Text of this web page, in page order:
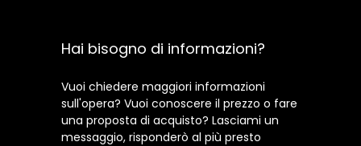
Hai bisogno di informazioni?
Vuoi chiedere maggiori informazioni
sull'opera? Vuoi conoscere il prezzo o fare
una proposta di acquisto? Lasciami un
messaggio, risponderò al più presto